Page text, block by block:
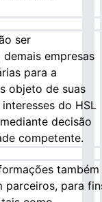
ser
empresas
para a
objeto de suas
do HSL
decisão
competente.
também
parceiros, para